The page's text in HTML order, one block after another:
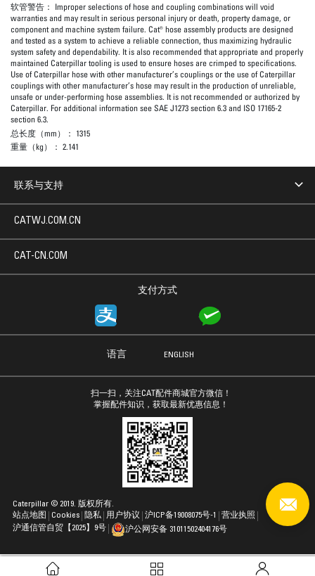
软管警告： Improper selections of hose and coupling combinations will void
warranties and may result in serious personal injury or death, property damage, or
component and machine system failure. Cat® hose assembly products are designed
and tested as a system to achieve a reliable connection, thus maximizing hydraulic
system safety and dependability. It is also recommended that appropriate and properly
maintained Caterpillar tooling is used to ensure hoses are crimped to specifications.
Use of Caterpillar hose with other manufacturer’s couplings or the use of Caterpillar
couplings with other manufacturer’s hose may result in the production of unreliable,
unsafe or under-performing hose assemblies. It is not recommended or authorized by
Caterpillar. For additional information see SAE J1273 section 6.3 and ISO 17165-2
section 6.3.
总长度（mm）： 1315
重量（kg）： 2.141
联系与支持
支付方式
CATWJ.COM.CN
CAT-CN.COM
语言 ENGLISH
扫一扫，关注CAT配件商城官方微信！
掌握配件知识，获取最新优惠信息！
站点地图 Cookies 隐私 用户协议
Caterpillar © 2019. 版权所有.
沪ICP备19008075号-1
营业执照
沪通信管自贸【2025】9号
沪公网安备 31011502404176号